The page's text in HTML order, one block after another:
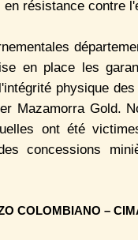
résistance contre
en place les
physique
Mazamorra Gold.
ont été
concessions
COLOMBIANO –